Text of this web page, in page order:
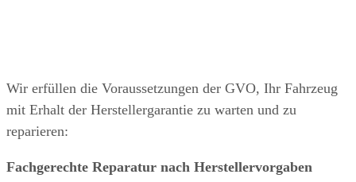
Wir erfüllen die Voraussetzungen der GVO, Ihr Fahrzeug
mit Erhalt der Herstellergarantie zu warten und zu
reparieren:
Fachgerechte Reparatur nach Herstellervorgaben